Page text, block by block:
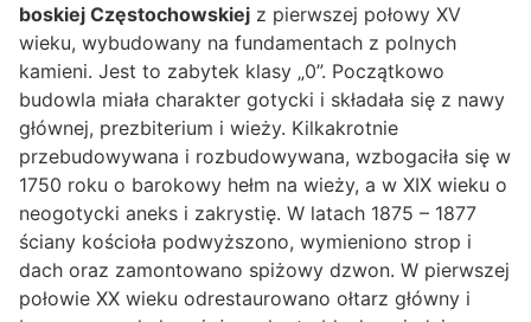
boskiej Częstochowskiej z pierwszej połowy XV
wieku, wybudowany na fundamentach z polnych
kamieni. Jest to zabytek klasy „0”. Początkowo
budowla miała charakter gotycki i składała się z nawy
głównej, prezbiterium i wieży. Kilkakrotnie
przebudowywana i rozbudowywana, wzbogaciła się w
1750 roku o barokowy hełm na wieży, a w XIX wieku o
neogotycki aneks i zakrystię. W latach 1875 – 1877
ściany kościoła podwyższono, wymieniono strop i
dach oraz zamontowano spiżowy dzwon. W pierwszej
połowie XX wieku odrestaurowano ołtarz główny i